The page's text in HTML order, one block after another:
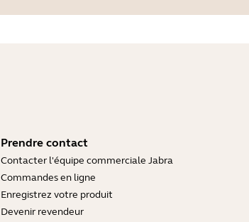
Prendre contact
Contacter l'équipe commerciale Jabra
Commandes en ligne
Enregistrez votre produit
Devenir revendeur